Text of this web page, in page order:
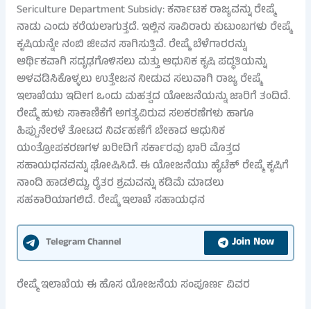
Sericulture Department Subsidy: ಕರ್ನಾಟಕ ರಾಜ್ಯವನ್ನು ರೇಷ್ಮೆ
ನಾಡು ಎಂದು ಕರೆಯಲಾಗುತ್ತದೆ. ಇಲ್ಲಿನ ಸಾವಿರಾರು ಕುಟುಂಬಗಳು ರೇಷ್ಮೆ
ಕೃಷಿಯನ್ನೇ ನಂಬಿ ಜೀವನ ಸಾಗಿಸುತ್ತಿವೆ. ರೇಷ್ಮೆ ಬೆಳೆಗಾರರನ್ನು
ಆರ್ಥಿಕವಾಗಿ ಸದೃಢಗೊಳಿಸಲು ಮತ್ತು ಆಧುನಿಕ ಕೃಷಿ ಪದ್ಧತಿಯನ್ನು
ಅಳವಡಿಸಿಕೊಳ್ಳಲು ಉತ್ತೇಜನ ನೀಡುವ ಸಲುವಾಗಿ ರಾಜ್ಯ ರೇಷ್ಮೆ
ಇಲಾಖೆಯು ಇದೀಗ ಒಂದು ಮಹತ್ವದ ಯೋಜನೆಯನ್ನು ಜಾರಿಗೆ ತಂದಿದೆ.
ರೇಷ್ಮೆ ಹುಳು ಸಾಕಾಣಿಕೆಗೆ ಅಗತ್ಯವಿರುವ ಸಲಕರಣೆಗಳು ಹಾಗೂ
ಹಿಪ್ಪುನೇರಳೆ ತೋಟದ ನಿರ್ವಹಣೆಗೆ ಬೇಕಾದ ಆಧುನಿಕ
ಯಂತ್ರೋಪಕರಣಗಳ ಖರೀದಿಗೆ ಸರ್ಕಾರವು ಭಾರಿ ಮೊತ್ತದ
ಸಹಾಯಧನವನ್ನು ಘೋಷಿಸಿದೆ. ಈ ಯೋಜನೆಯು ಹೈಟೆಕ್ ರೇಷ್ಮೆ ಕೃಷಿಗೆ
ನಾಂದಿ ಹಾಡಲಿದ್ದು, ರೈತರ ಶ್ರಮವನ್ನು ಕಡಿಮೆ ಮಾಡಲು
ಸಹಕಾರಿಯಾಗಲಿದೆ. ರೇಷ್ಮೆ ಇಲಾಖೆ ಸಹಾಯಧನ
Telegram Channel Join Now
ರೇಷ್ಮೆ ಇಲಾಖೆಯ ಈ ಹೊಸ ಯೋಜನೆಯ ಸಂಪೂರ್ಣ ವಿವರ